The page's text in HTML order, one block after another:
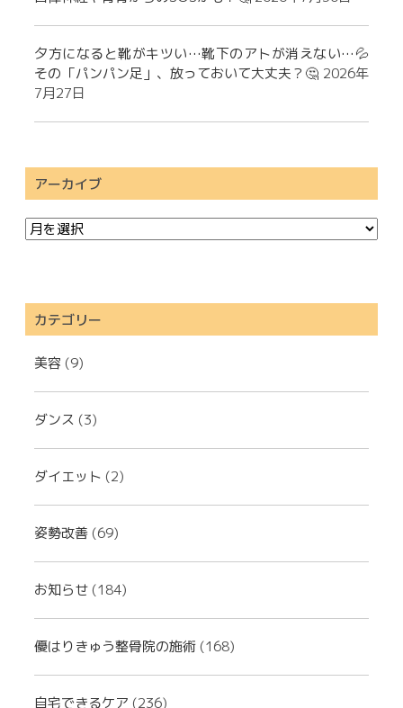
夕方になると靴がキツい…靴下のアトが消えない…💦
その「パンパン足」、放っておいて大丈夫？🤔 2026年
7月27日
アーカイブ
カテゴリー
美容 (9)
ダンス (3)
ダイエット (2)
姿勢改善 (69)
お知らせ (184)
優はりきゅう整骨院の施術 (168)
自宅できるケア (236)